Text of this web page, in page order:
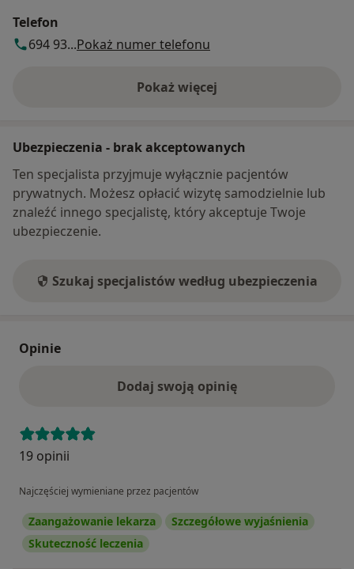
Telefon
694 93...Pokaż numer telefonu
Pokaż więcej
o adresie
Ubezpieczenia - brak akceptowanych
Ten specjalista przyjmuje wyłącznie pacjentów
prywatnych. Możesz opłacić wizytę samodzielnie lub
znaleźć innego specjalistę, który akceptuje Twoje
ubezpieczenie.
Szukaj specjalistów według ubezpieczenia
Opinie
Dodaj swoją opinię
19 opinii
Najczęściej wymieniane przez pacjentów
Zaangażowanie lekarza
Szczegółowe wyjaśnienia
Skuteczność leczenia